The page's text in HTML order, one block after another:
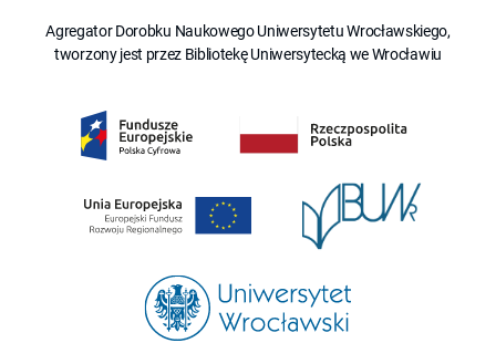
Agregator Dorobku Naukowego Uniwersytetu Wrocławskiego,
tworzony jest przez Bibliotekę Uniwersytecką we Wrocławiu